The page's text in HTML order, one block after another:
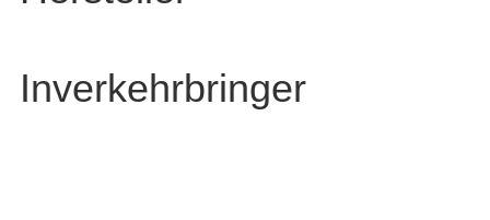
Inverkehrbringer